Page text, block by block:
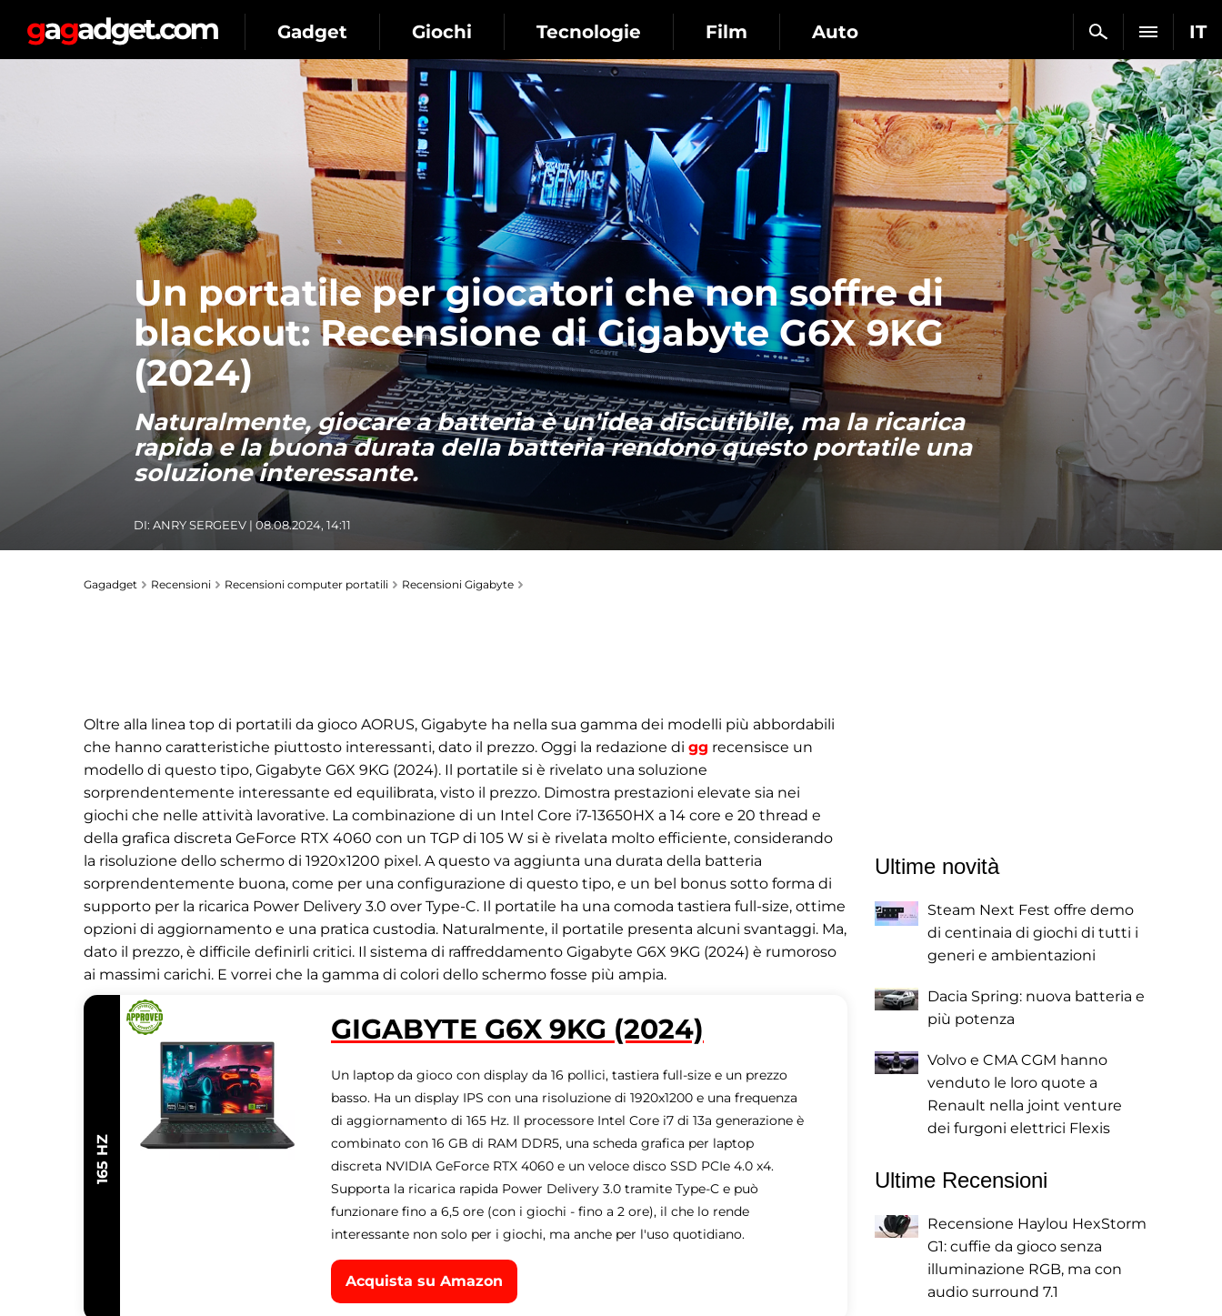
IT
Gadget Giochi Tecnologie Film Auto
Un portatile per giocatori che non soffre di
blackout: Recensione di Gigabyte G6X 9KG
(2024)
Naturalmente, giocare a batteria è un'idea discutibile, ma la ricarica
rapida e la buona durata della batteria rendono questo portatile una
soluzione interessante.
DI: ANRY SERGEEV | 08.08.2024, 14:11
Gagadget Recensioni Recensioni computer portatili Recensioni Gigabyte
Oltre alla linea top di portatili da gioco AORUS, Gigabyte ha nella sua gamma dei modelli più abbordabili
che hanno caratteristiche piuttosto interessanti, dato il prezzo. Oggi la redazione di gg recensisce un
modello di questo tipo, Gigabyte G6X 9KG (2024). Il portatile si è rivelato una soluzione
sorprendentemente interessante ed equilibrata, visto il prezzo. Dimostra prestazioni elevate sia nei
giochi che nelle attività lavorative. La combinazione di un Intel Core i7-13650HX a 14 core e 20 thread e
della grafica discreta GeForce RTX 4060 con un TGP di 105 W si è rivelata molto efficiente, considerando
la risoluzione dello schermo di 1920x1200 pixel. A questo va aggiunta una durata della batteria
sorprendentemente buona, come per una configurazione di questo tipo, e un bel bonus sotto forma di
supporto per la ricarica Power Delivery 3.0 over Type-C. Il portatile ha una comoda tastiera full-size, ottime
opzioni di aggiornamento e una pratica custodia. Naturalmente, il portatile presenta alcuni svantaggi. Ma,
dato il prezzo, è difficile definirli critici. Il sistema di raffreddamento Gigabyte G6X 9KG (2024) è rumoroso
ai massimi carichi. E vorrei che la gamma di colori dello schermo fosse più ampia.
165 HZ
GIGABYTE G6X 9KG (2024)
Un laptop da gioco con display da 16 pollici, tastiera full-size e un prezzo
basso. Ha un display IPS con una risoluzione di 1920x1200 e una frequenza
di aggiornamento di 165 Hz. Il processore Intel Core i7 di 13a generazione è
combinato con 16 GB di RAM DDR5, una scheda grafica per laptop
discreta NVIDIA GeForce RTX 4060 e un veloce disco SSD PCIe 4.0 x4.
Supporta la ricarica rapida Power Delivery 3.0 tramite Type-C e può
funzionare fino a 6,5 ​​ore (con i giochi - fino a 2 ore), il che lo rende
interessante non solo per i giochi, ma anche per l'uso quotidiano.
Acquista su Amazon
Ultime novità
Steam Next Fest offre demo
di centinaia di giochi di tutti i
generi e ambientazioni
Dacia Spring: nuova batteria e
più potenza
Volvo e CMA CGM hanno
venduto le loro quote a
Renault nella joint venture
dei furgoni elettrici Flexis
Ultime Recensioni
Recensione Haylou HexStorm
G1: cuffie da gioco senza
illuminazione RGB, ma con
audio surround 7.1